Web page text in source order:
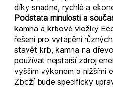
díky snadné, rychlé a
Podstata minulosti a
kamna a krbové vložky
řešení pro vytápění
stavět krb, kamna na
používat nejstarší zdroj
vyšším výkonem a nižšími
Zboží bude specificky